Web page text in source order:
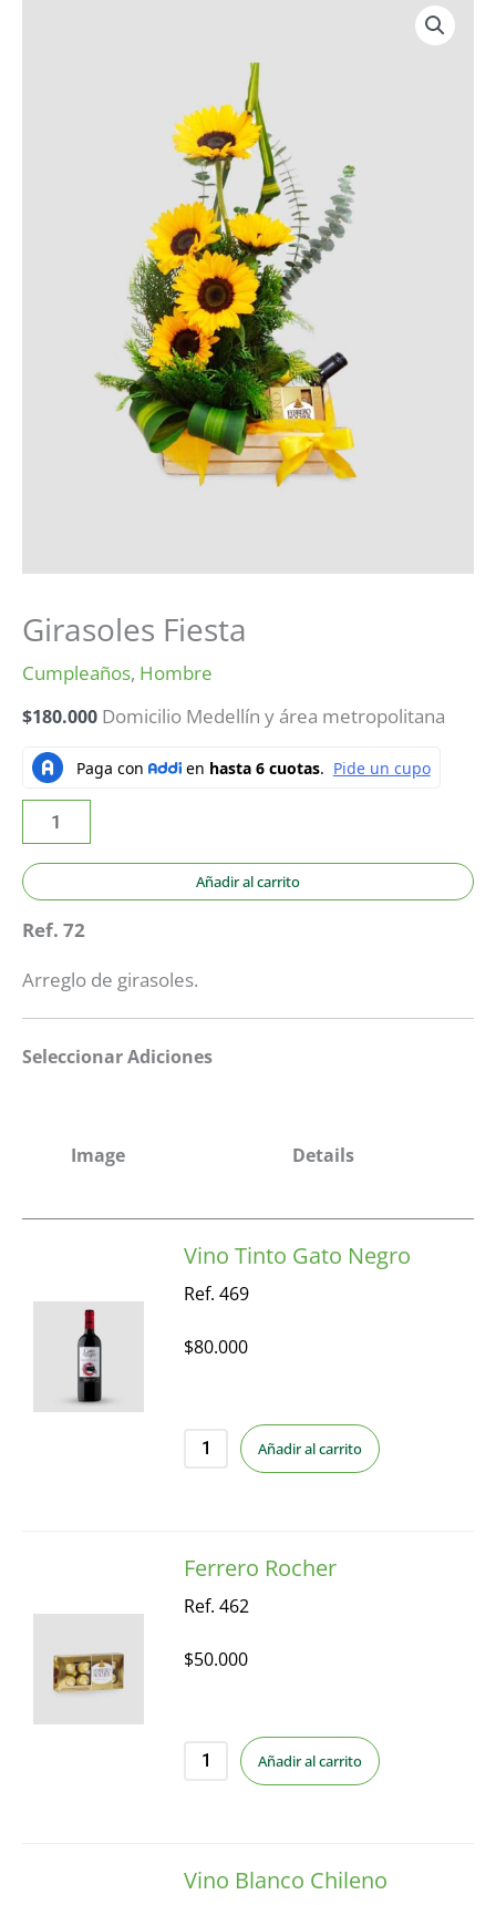
Girasoles Fiesta
Cumpleaños, Hombre
$180.000 Domicilio Medellín y área metropolitana
Añadir al carrito
Ref. 72
Arreglo de girasoles.
Seleccionar Adiciones
Image Details
Vino Tinto Gato Negro
Ref. 469
$80.000
Añadir al carrito
Ferrero Rocher
Ref. 462
$50.000
Añadir al carrito
Vino Blanco Chileno